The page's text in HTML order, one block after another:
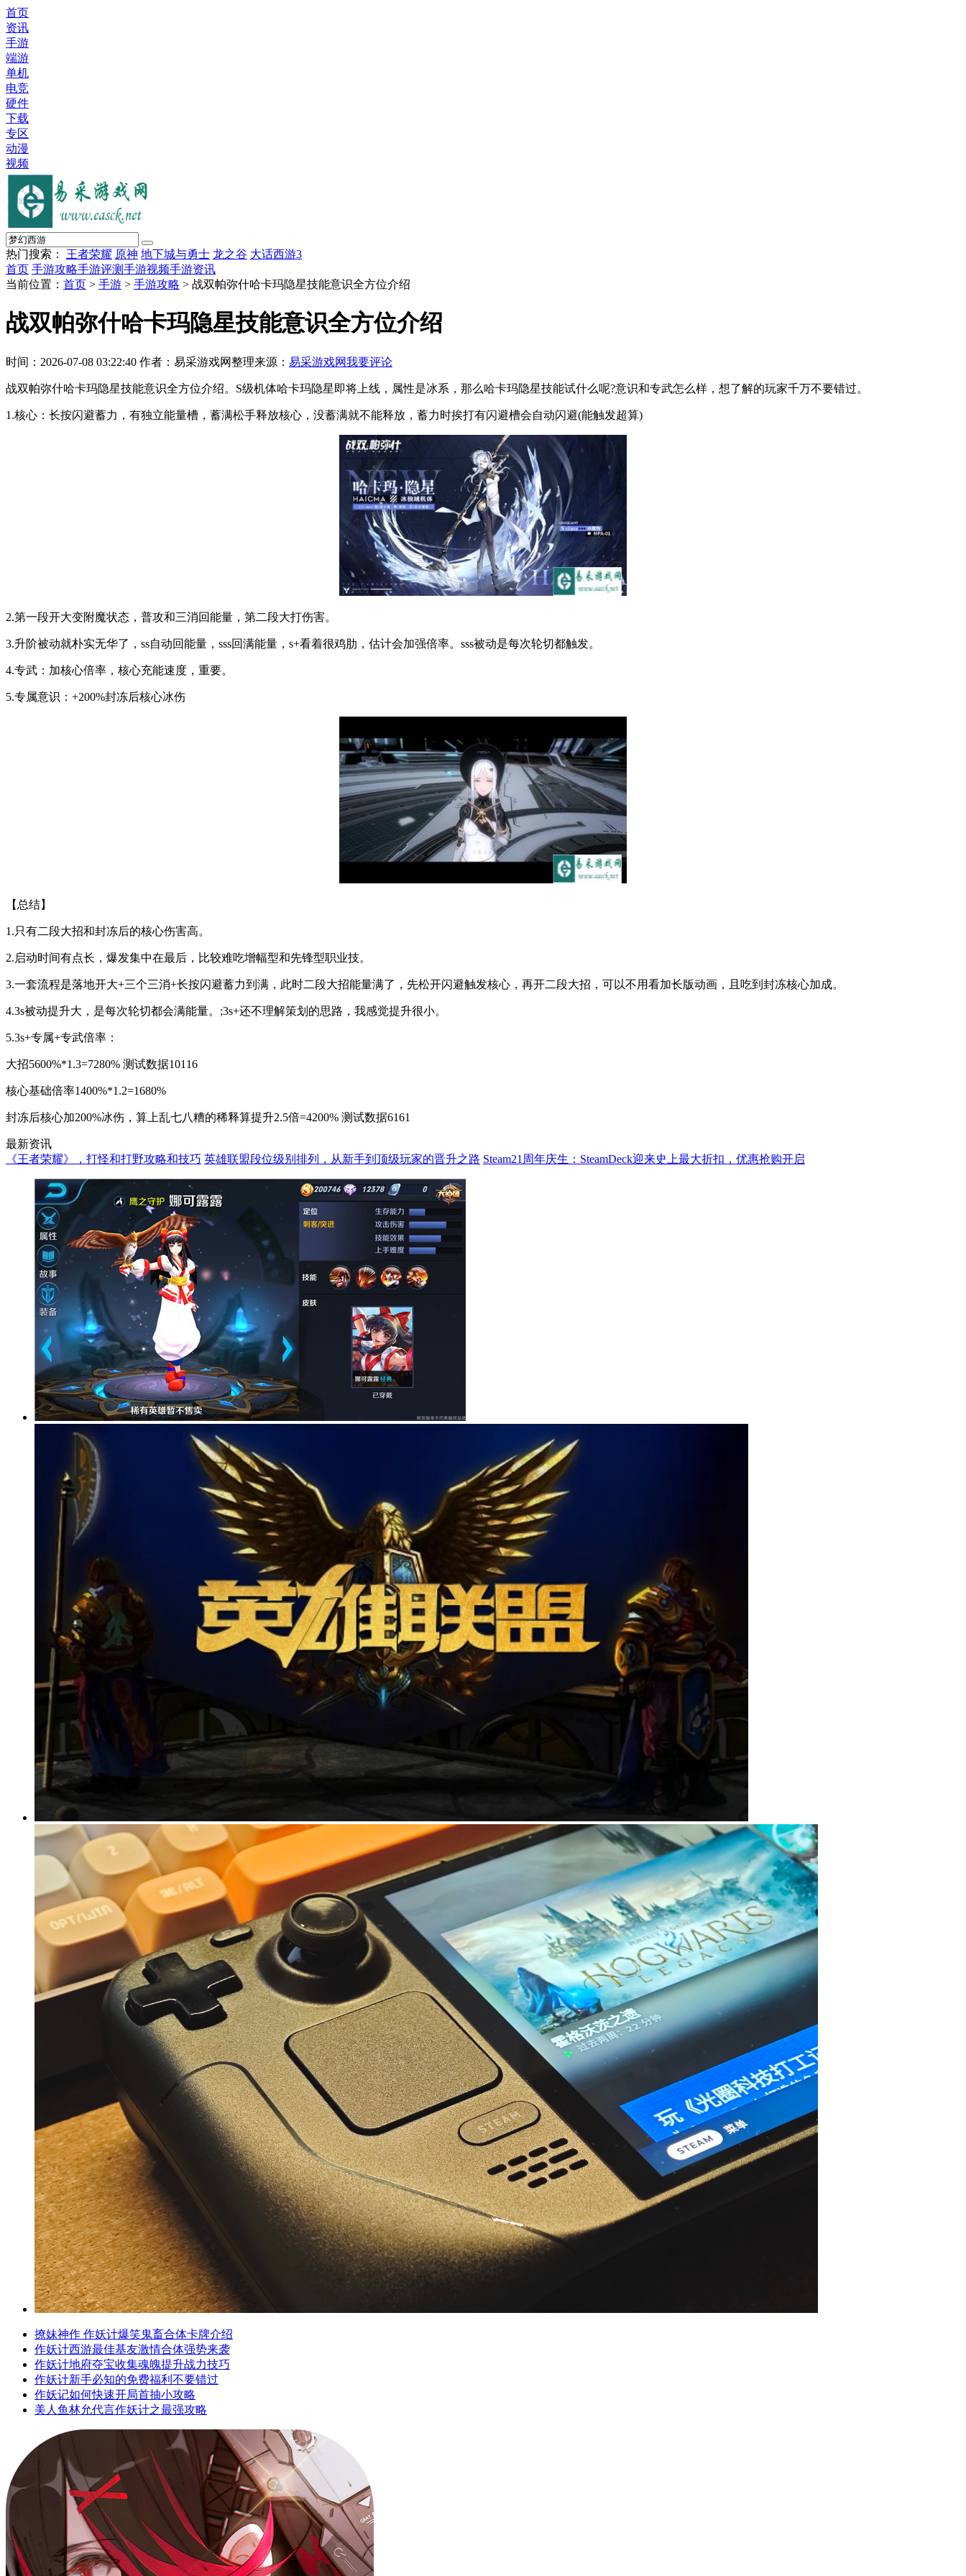
首页
资讯
手游
端游
单机
电竞
硬件
下载
专区
动漫
视频
热门搜索： 王者荣耀 原神 地下城与勇士 龙之谷 大话西游3
首页 手游攻略手游评测手游视频手游资讯
当前位置： 首页 > 手游 > 手游攻略 > 战双帕弥什哈卡玛隐星技能意识全方位介绍
战双帕弥什哈卡玛隐星技能意识全方位介绍
时间：2026-07-08 03:22:40 作者：易采游戏网整理来源： 易采游戏网我要评论
战双帕弥什哈卡玛隐星技能意识全方位介绍。S级机体哈卡玛隐星即将上线，属性是冰系，那么哈卡玛隐星技能试什么呢?意识和专武怎么样，想了解的玩家千万不要错过。
1.核心：长按闪避蓄力，有独立能量槽，蓄满松手释放核心，没蓄满就不能释放，蓄力时挨打有闪避槽会自动闪避(能触发超算)
2.第一段开大变附魔状态，普攻和三消回能量，第二段大打伤害。
3.升阶被动就朴实无华了，ss自动回能量，sss回满能量，s+看着很鸡肋，估计会加强倍率。sss被动是每次轮切都触发。
4.专武：加核心倍率，核心充能速度，重要。
5.专属意识：+200%封冻后核心冰伤
【总结】
1.只有二段大招和封冻后的核心伤害高。
2.启动时间有点长，爆发集中在最后，比较难吃增幅型和先锋型职业技。
3.一套流程是落地开大+三个三消+长按闪避蓄力到满，此时二段大招能量满了，先松开闪避触发核心，再开二段大招，可以不用看加长版动画，且吃到封冻核心加成。
4.3s被动提升大，是每次轮切都会满能量。;3s+还不理解策划的思路，我感觉提升很小。
5.3s+专属+专武倍率：
大招5600%*1.3=7280% 测试数据10116
核心基础倍率1400%*1.2=1680%
封冻后核心加200%冰伤，算上乱七八糟的稀释算提升2.5倍=4200% 测试数据6161
最新资讯
《王者荣耀》，打怪和打野攻略和技巧 英雄联盟段位级别排列，从新手到顶级玩家的晋升之路 Steam21周年庆生：SteamDeck迎来史上最大折扣，优惠抢购开启
撩妹神作 作妖计爆笑鬼畜合体卡牌介绍
作妖计西游最佳基友激情合体强势来袭
作妖计地府夺宝收集魂魄提升战力技巧
作妖计新手必知的免费福利不要错过
作妖记如何快速开局首抽小攻略
美人鱼林允代言作妖计之最强攻略